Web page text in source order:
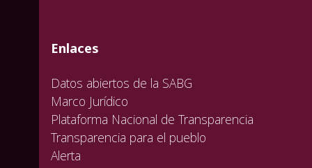
valida
valida
valida
Enlaces
Datos abiertos de la SABG
Marco Jurídico
Plataforma Nacional de Transparencia
Transparencia para el pueblo
Alerta